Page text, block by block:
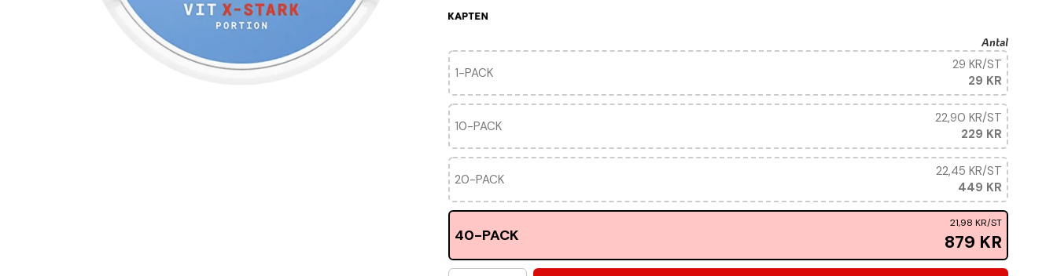
Antal
1-PACK
29 KR
29 KR/ST
10-PACK
229 KR
22,90 KR/ST
20-PACK
449 KR
22,45 KR/ST
40-PACK 879 KR
21,98 KR/ST